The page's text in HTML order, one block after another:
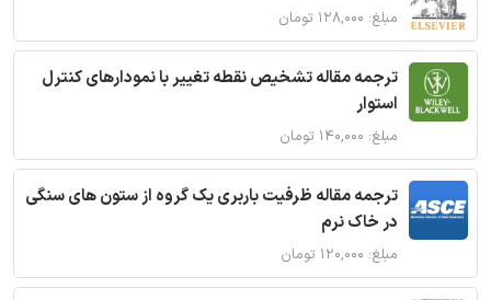
مبلغ: ۱۲۸,۰۰۰ تومان
ترجمه مقاله تشخیص نقطه تغییر با نمودارهای کنترل
استوار
مبلغ: ۱۴۰,۰۰۰ تومان
ترجمه مقاله ظرفیت باربری یک گروه از ستون های سنگی
در خاک نرم
مبلغ: ۱۲۰,۰۰۰ تومان